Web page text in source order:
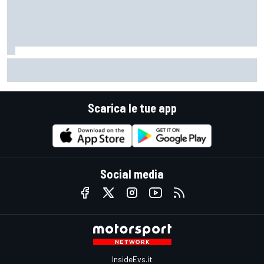
Scarica le tue app
Social media
InsideEvs.it